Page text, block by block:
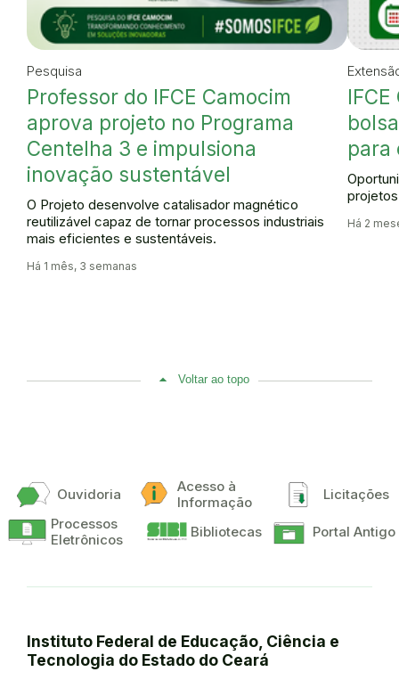
Pesquisa
Professor do IFCE Camocim
aprova projeto no Programa
Centelha 3 e impulsiona
inovação sustentável
O Projeto desenvolve catalisador magnético
reutilizável capaz de tornar processos industriais
mais eficientes e sustentáveis.
Há 1 mês, 3 semanas
para
Há 2
Voltar ao topo
Ouvidoria
Acesso à
Informação
Licitações
Processos
Eletrônicos
Bibliotecas Portal Antigo
Instituto Federal de Educação, Ciência e
Tecnologia do Estado do Ceará